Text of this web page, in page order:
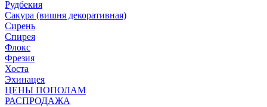
Рудбекия
Сакура (вишня декоративная)
Сирень
Спирея
Флокс
Фрезия
Хоста
Эхинацея
ЦЕНЫ ПОПОЛАМ
РАСПРОДАЖА